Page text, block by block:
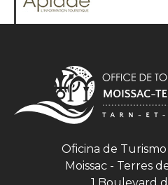
Oficina de
Moissac - Terres